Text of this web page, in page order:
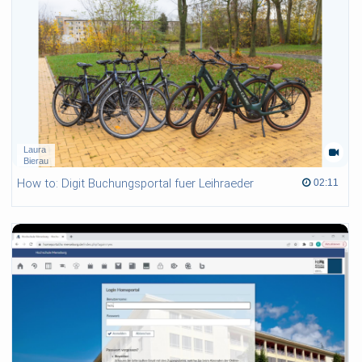
Laura
Bierau
How to: Digit Buchungsportal fuer Leihraeder 02:11
02:11 duration